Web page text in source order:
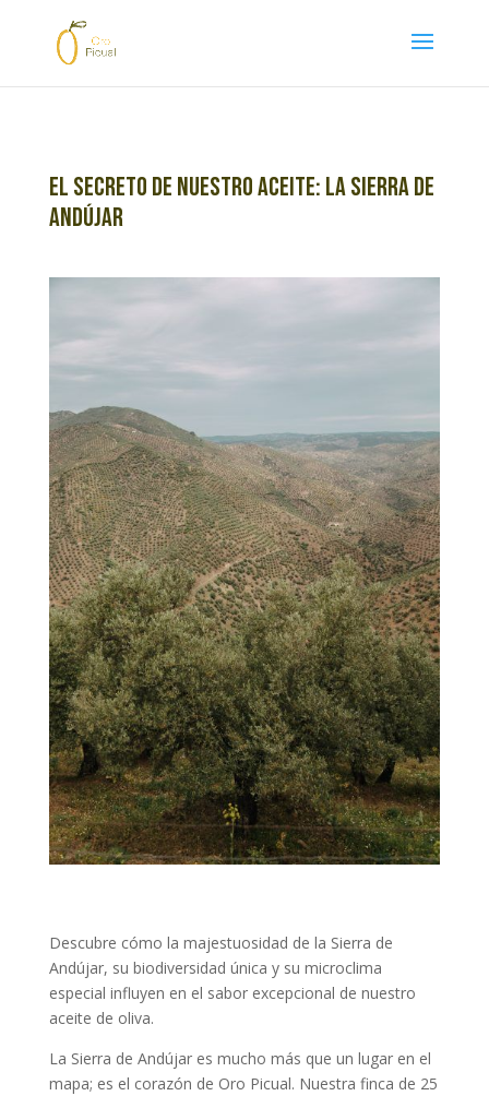
El Secreto de Nuestro Aceite: La Sierra de
Andújar
Descubre cómo la majestuosidad de la Sierra de
Andújar, su biodiversidad única y su microclima
especial influyen en el sabor excepcional de nuestro
aceite de oliva.
La Sierra de Andújar es mucho más que un lugar en el
mapa; es el corazón de Oro Picual. Nuestra finca de 25